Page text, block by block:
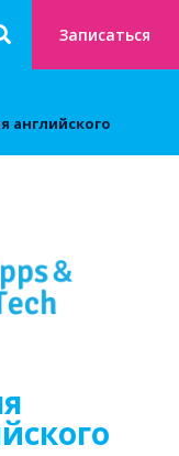
Записаться
английского